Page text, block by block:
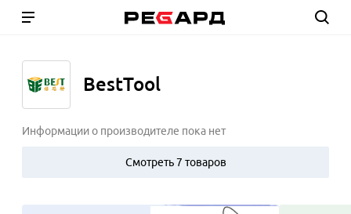
BestTool
Информации о производителе пока нет
Смотреть 7 товаров